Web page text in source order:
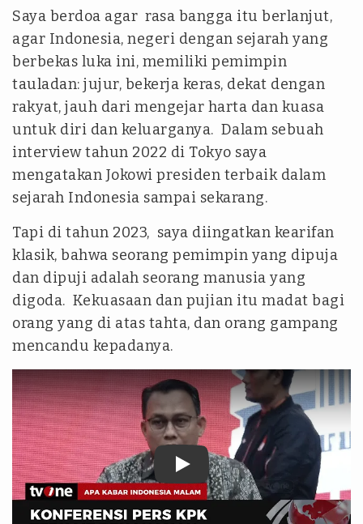
Saya berdoa agar rasa bangga itu berlanjut,
agar Indonesia, negeri dengan sejarah yang
berbekas luka ini, memiliki pemimpin
tauladan: jujur, bekerja keras, dekat dengan
rakyat, jauh dari mengejar harta dan kuasa
untuk diri dan keluarganya. Dalam sebuah
interview tahun 2022 di Tokyo saya
mengatakan Jokowi presiden terbaik dalam
sejarah Indonesia sampai sekarang.
Tapi di tahun 2023, saya diingatkan kearifan
klasik, bahwa seorang pemimpin yang dipuja
dan dipuji adalah seorang manusia yang
digoda. Kekuasaan dan pujian itu madat bagi
orang yang di atas tahta, dan orang gampang
mencandu kepadanya.
tvonenews